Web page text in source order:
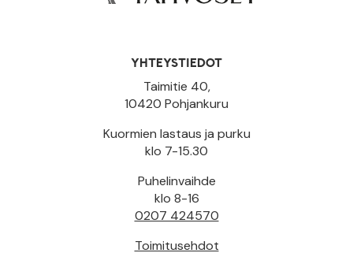
YHTEYSTIEDOT
Taimitie 40,
10420 Pohjankuru
Kuormien lastaus ja purku
klo 7-15.30
Puhelinvaihde
klo 8-16
0207 424570
Toimitusehdot